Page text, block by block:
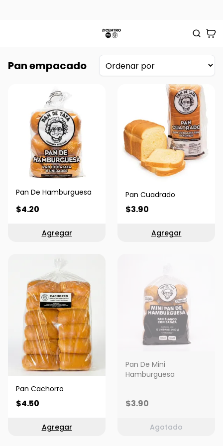
Pan empacado
Pan De Hamburguesa
$4.20
Agregar
Pan Cuadrado
$3.90
Agregar
Pan Cachorro
$4.50
Agregar
Pan De Mini
Hamburguesa
$3.90
Agotado